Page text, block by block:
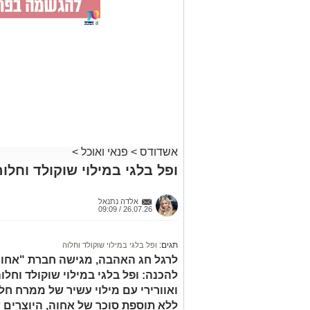
אשדודס > פנאי ואוכל >
ופל בלגי במילוי שוקולד
אלדה נתנאל
26.07.26 / 09:09
תגים: ופל בלגי במילוי שוקולד וחלוה
לרגל חג האהבה, מגישה חברת
להכנה: ופל בלגי במילוי שוקולד
ואוורירי עם מילוי עשיר של ממרח
ללא תוספת סוכר של אחוה, היוצרים